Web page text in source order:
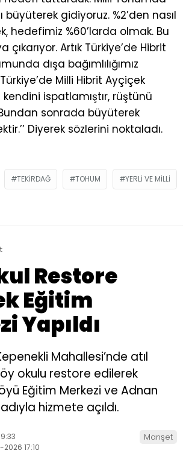
büyüterek gidiyoruz. %2’den nasıl
hedefimiz %60’larda olmak. Bu
Artık Türkiye’de Hibrit
dışa bağımlılığımız
Milli Hibrit Ayçiçek
ispatlamıştır, rüştünü
sonrada büyüterek
Diyerek sözlerini noktaladı.
TEKIRDAĞ TOHUM YERLI VE MILLI
Restore
Eğitim
Yapıldı
Mahallesi’nde atıl
okulu restore edilerek
Eğitim Merkezi ve Adnan
hizmete açıldı.
17:10
Manşet